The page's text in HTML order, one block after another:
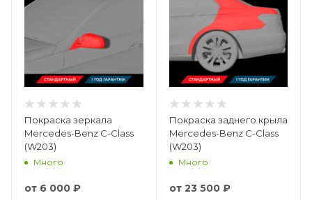
Покраска зеркала
Mercedes-Benz C-Class
(W203)
Много
от 6 000 ₽
Покраска заднего крыла
Mercedes-Benz C-Class
(W203)
Много
от 23 500 ₽